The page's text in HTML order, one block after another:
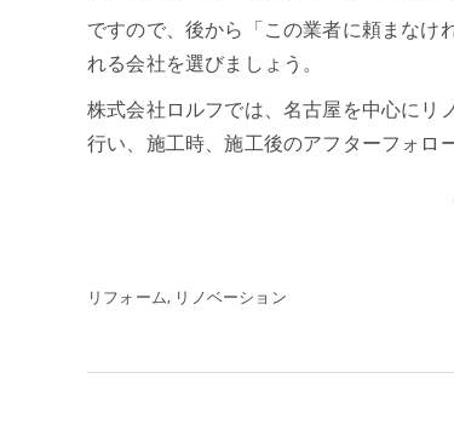
ですので、後から「この業者に頼まなけ
れる会社を選びましょう。
株式会社ロルフでは、名古屋を中心にリ
行い、施工時、施工後のアフターフォロ
リフォーム リノベーション